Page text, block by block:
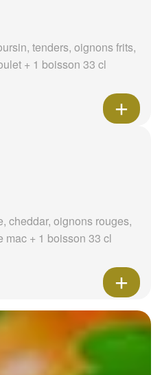
tenders, oignons frits,
+ 1 boisson 33 cl
cheddar, oignons rouges,
mac + 1 boisson 33 cl